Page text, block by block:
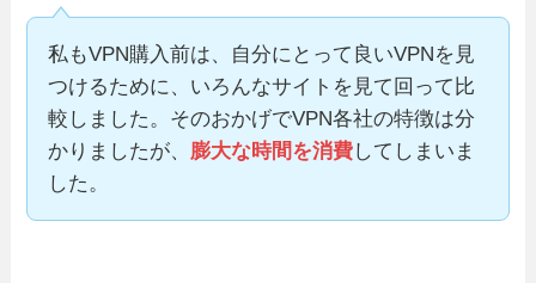
私もVPN購入前は、自分にとって良いVPNを見
つけるために、いろんなサイトを見て回って比
較しました。そのおかげでVPN各社の特徴は分
かりましたが、 膨大な時間を消費してしまいま
した。